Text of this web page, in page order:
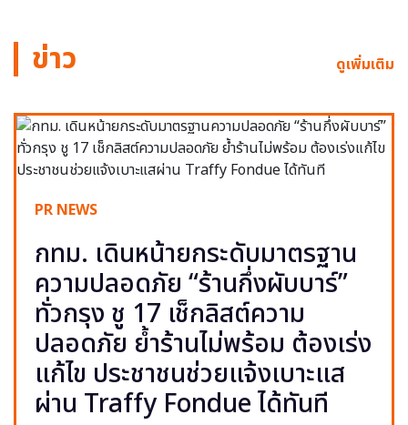
ข่าว ดูเพิ่มเติม
PR NEWS
กทม. เดินหน้ายกระดับมาตรฐาน
ความปลอดภัย “ร้านกึ่งผับบาร์”
ทั่วกรุง ชู 17 เช็กลิสต์ความ
ปลอดภัย ย้ำร้านไม่พร้อม ต้องเร่ง
แก้ไข ประชาชนช่วยแจ้งเบาะแส
ผ่าน Traffy Fondue ได้ทันที